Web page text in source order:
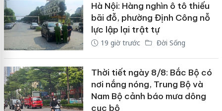
Hà Nội: Hàng nghìn ô tô thiếu
bãi đỗ, phường Định Công nỗ
lực lập lại trật tự
19 giờ trước Đời Sống
Thời tiết ngày 8/8: Bắc Bộ có
nơi nắng nóng, Trung Bộ và
Nam Bộ cảnh báo mưa dông
cục bộ